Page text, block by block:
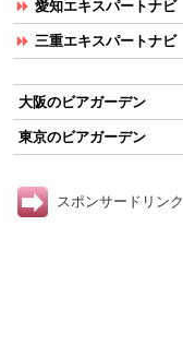
愛知エキスパートナビ
三重エキスパートナビ
大阪のビアガーデン
東京のビアガーデン
スポンサードリンク